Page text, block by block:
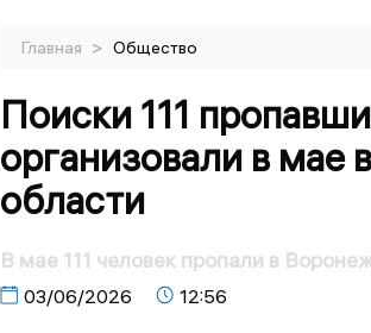
Главная > Общество
Поиски 111
организовали в мае
области
В мае 111 человек пропали в
03/06/2026 12:56